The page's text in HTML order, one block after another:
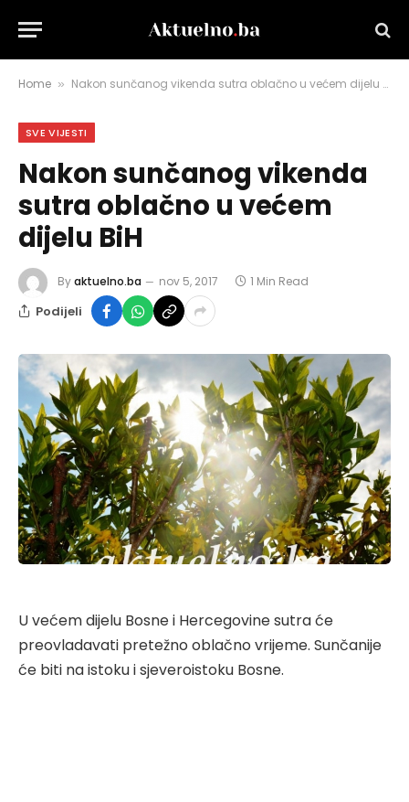
Home » Nakon sunčanog vikenda sutra oblačno u većem dijelu BiH
SVE VIJESTI
Nakon sunčanog vikenda
sutra oblačno u većem
dijelu BiH
Byaktuelno.ba nov 5, 2017 1 Min Read
Podijeli
U većem dijelu Bosne i Hercegovine sutra će
preovladavati pretežno oblačno vrijeme. Sunčanije
će biti na istoku i sjeveroistoku Bosne.